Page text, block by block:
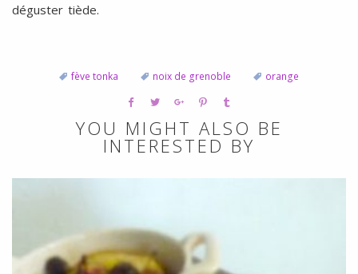
déguster tiède.
fève tonka noix de grenoble orange
YOU MIGHT ALSO BE
INTERESTED BY